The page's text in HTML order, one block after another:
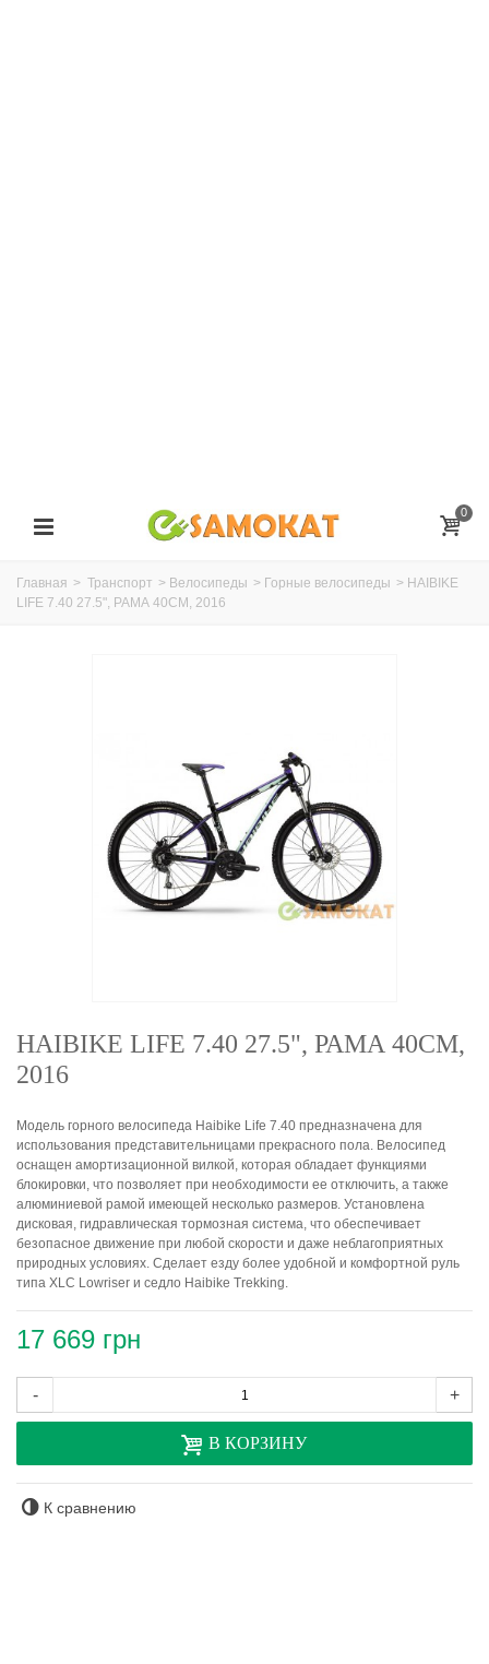
0
Главная > Транспорт > Велосипеды > Горные велосипеды > HAIBIKE
LIFE 7.40 27.5", РАМА 40СМ, 2016
HAIBIKE LIFE 7.40 27.5", РАМА 40СМ,
2016
Модель горного велосипеда Haibike Life 7.40 предназначена для
использования представительницами прекрасного пола. Велосипед
оснащен амортизационной вилкой, которая обладает функциями
блокировки, что позволяет при необходимости ее отключить, а также
алюминиевой рамой имеющей несколько размеров. Установлена
дисковая, гидравлическая тормозная система, что обеспечивает
безопасное движение при любой скорости и даже неблагоприятных
природных условиях. Сделает езду более удобной и комфортной руль
типа XLC Lowriser и седло Haibike Trekking.
17 669 грн
- +
В КОРЗИНУ
К сравнению